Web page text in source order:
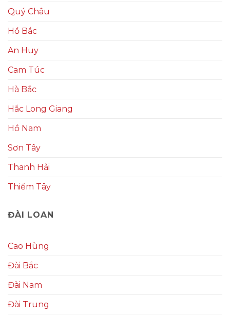
Quý Châu
Hồ Bắc
An Huy
Cam Túc
Hà Bắc
Hắc Long Giang
Hồ Nam
Sơn Tây
Thanh Hải
Thiểm Tây
ĐÀI LOAN
Cao Hùng
Đài Bắc
Đài Nam
Đài Trung